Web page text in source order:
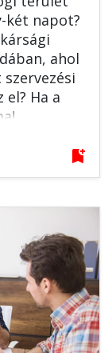
két napot?
ahol
Ha a
bookmark_add